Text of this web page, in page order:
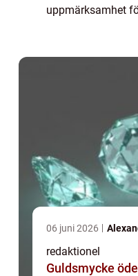
uppmärksamhet
06 juni 2026
redaktionel
Guldsmycke ödeshög